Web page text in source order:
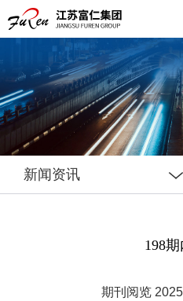
富仁集团
新闻资讯
198期
期刊阅览